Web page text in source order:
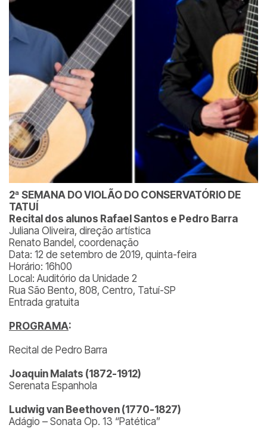
2ª SEMANA DO VIOLÃO DO CONSERVATÓRIO DE
TATUÍ
Recital dos alunos Rafael Santos e Pedro Barra
Juliana Oliveira, direção artística
Renato Bandel, coordenação
Data: 12 de setembro de 2019, quinta-feira
Horário: 16h00
Local: Auditório da Unidade 2
Rua São Bento, 808, Centro, Tatuí-SP
Entrada gratuita
PROGRAMA:
Recital de Pedro Barra
Joaquin Malats (1872-1912)
Serenata Espanhola
Ludwig van Beethoven (1770-1827)
Adágio – Sonata Op. 13 “Patética”